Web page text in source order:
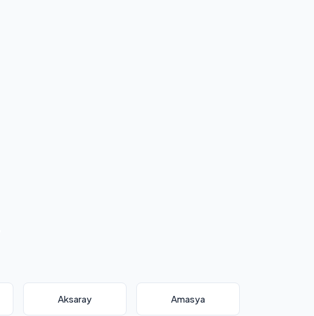
Aksaray Amasya